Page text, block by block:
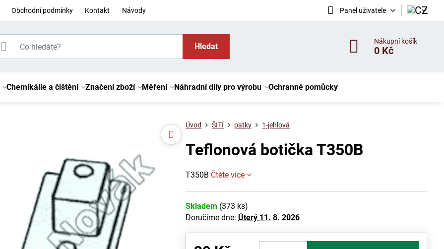
Obchodní podmínky Kontakt Návody Panel uživatele
Hledat
Nákupní košík
0 Kč
Chemikálie a čištění Značení zboží Měření Náhradní díly pro výrobu Ochranné pomůcky
Úvod ŠITÍ patky 1-jehlová
Teflonová botička T350B
T350B Čtěte více
Skladem (373 ks)
Doručíme dne:Úterý 11. 8. 2026